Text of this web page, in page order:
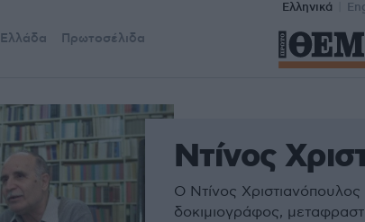
Ελληνικά
Ελλάδα Πρωτοσέλιδα
Ντίνος
Ο Ντίνος
δοκιμιογράφος,